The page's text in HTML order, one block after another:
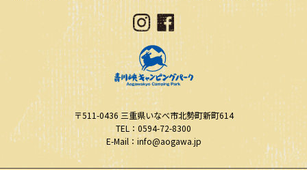
〒511-0436三重県いなべ市北勢町新町614
TEL：0594-72-8300
E-Mail：info@aogawa.jp